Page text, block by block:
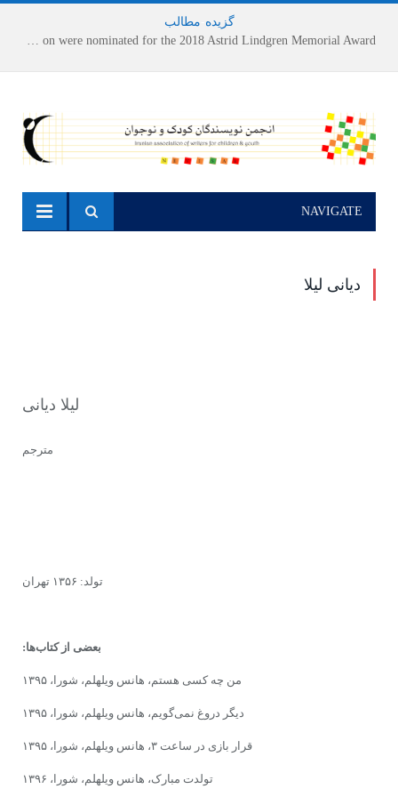
گزیده مطالب
NAVIGATE
دیانی لیلا
لیلا دیانی
مترجم
تولد: ۱۳۵۶ تهران
بعضی از کتاب‌ها:
من چه کسی هستم، هانس ویلهلم، شورا، ۱۳۹۵
دیگر دروغ نمی‌گویم، هانس ویلهلم، شورا، ۱۳۹۵
قرار بازی در ساعت ۳، هانس ویلهلم، شورا، ۱۳۹۵
تولدت مبارک، هانس ویلهلم، شورا، ۱۳۹۶